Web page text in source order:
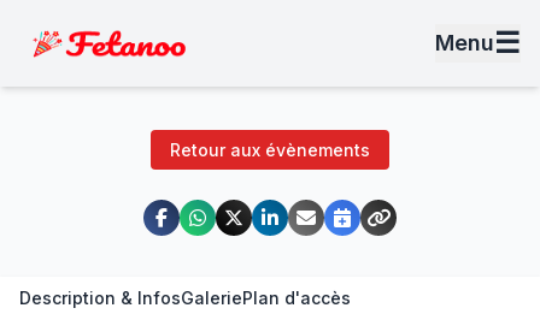
Menu☰
Retour aux évènements
Description & InfosGaleriePlan d'accès